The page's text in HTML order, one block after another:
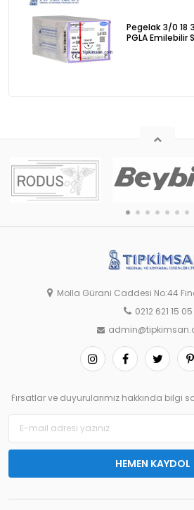
Pegelak 3/0
PGLA Emilebilir
Molla Gürani Caddesi No:44
0212 621 15 05
Fırsatlar ve duyurularımız hakkında bilgi
HEMEN KAYDOL